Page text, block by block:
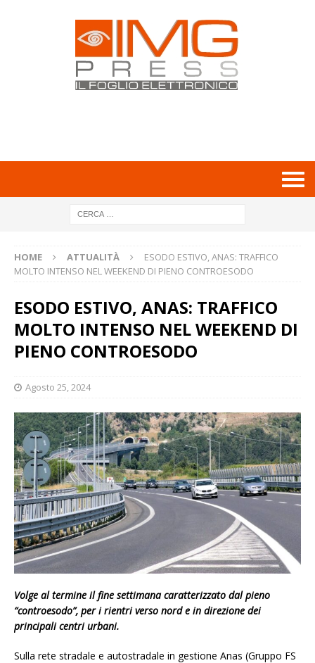
HOME ATTUALITÀ
ESODO ESTIVO, ANAS: TRAFFICO
MOLTO INTENSO NEL WEEKEND DI PIENO CONTROESODO
ESODO ESTIVO, ANAS: TRAFFICO
MOLTO INTENSO NEL WEEKEND DI
PIENO CONTROESODO
Agosto 25, 2024
Volge al termine il fine settimana caratterizzato dal pieno
“controesodo”, per i rientri verso nord e in direzione dei
principali centri urbani.
Sulla rete stradale e autostradale in gestione Anas (Gruppo FS